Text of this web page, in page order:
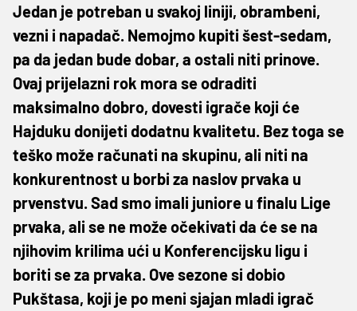
Jedan je potreban u svakoj liniji, obrambeni,
vezni i napadač. Nemojmo kupiti šest-sedam,
pa da jedan bude dobar, a ostali niti prinove.
Ovaj prijelazni rok mora se odraditi
maksimalno dobro, dovesti igrače koji će
Hajduku donijeti dodatnu kvalitetu. Bez toga se
teško može računati na skupinu, ali niti na
konkurentnost u borbi za naslov prvaka u
prvenstvu. Sad smo imali juniore u finalu Lige
prvaka, ali se ne može očekivati da će se na
njihovim krilima ući u Konferencijsku ligu i
boriti se za prvaka. Ove sezone si dobio
Pukštasa, koji je po meni sjajan mladi igrač